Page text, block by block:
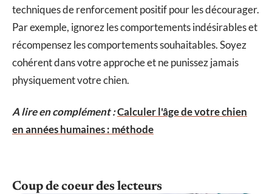
techniques de renforcement positif pour les décourager.
Par exemple, ignorez les comportements indésirables et
récompensez les comportements souhaitables. Soyez
cohérent dans votre approche et ne punissez jamais
physiquement votre chien.
A lire en complément :Calculer l'âge de votre chien
en années humaines : méthode
Coup de coeur des lecteurs